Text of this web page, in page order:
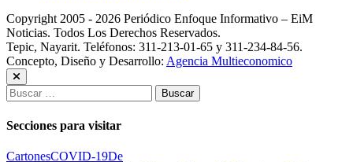
Copyright 2005 - 2026 Periódico Enfoque Informativo – EiM
Noticias. Todos Los Derechos Reservados.
Tepic, Nayarit. Teléfonos: 311-213-01-65 y 311-234-84-56.
Concepto, Diseño y Desarrollo: Agencia Multieconomico
Buscar:
Secciones para visitar
CartonesCOVID-19De